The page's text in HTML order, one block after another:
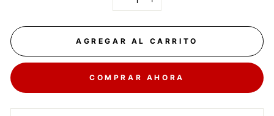
+
AGREGAR AL CARRITO
COMPRAR AHORA